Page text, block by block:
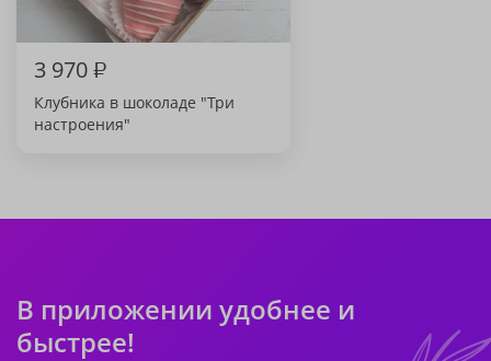
3 970₽
Клубника в шоколаде "Три
настроения"
В приложении удобнее и
быстрее!